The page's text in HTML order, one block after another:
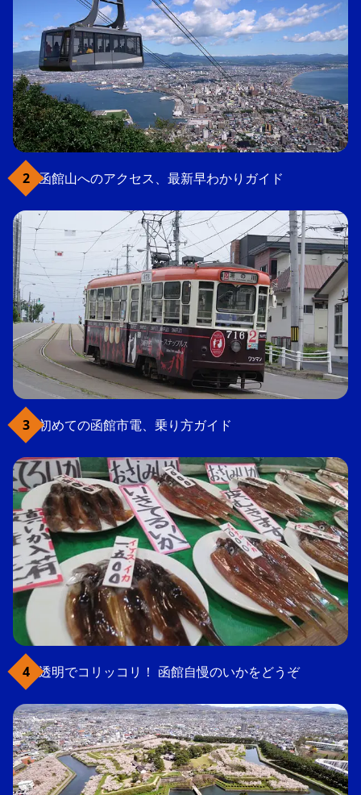
函館山へのアクセス、最新早わかりガイド
初めての函館市電、乗り方ガイド
透明でコリッコリ！ 函館自慢のいかをどうぞ